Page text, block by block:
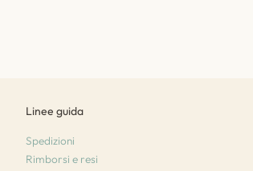
Linee guida
Spedizioni
Rimborsi e resi